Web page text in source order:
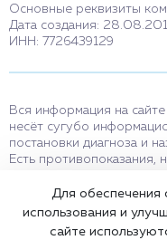
Основные реквизиты
Дата создания:
ИНН: 7726439129
Вся информация на
несёт сугубо
постановки диагноза и
Есть противопоказания,
мессенджерам и в
информационный
услугами.
Для обеспечения
использования и
сайте